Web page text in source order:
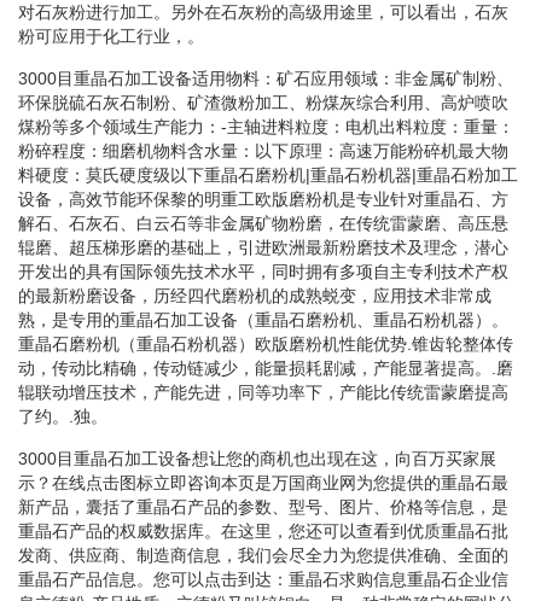
对石灰粉进行加工。另外在石灰粉的高级用途里，可以看出，石灰
粉可应用于化工行业，。
3000目重晶石加工设备适用物料：矿石应用领域：非金属矿制粉、
环保脱硫石灰石制粉、矿渣微粉加工、粉煤灰综合利用、高炉喷吹
煤粉等多个领域生产能力：-主轴进料粒度：电机出料粒度：重量：
粉碎程度：细磨机物料含水量：以下原理：高速万能粉碎机最大物
料硬度：莫氏硬度级以下重晶石磨粉机|重晶石粉机器|重晶石粉加工
设备，高效节能环保黎的明重工欧版磨粉机是专业针对重晶石、方
解石、石灰石、白云石等非金属矿物粉磨，在传统雷蒙磨、高压悬
辊磨、超压梯形磨的基础上，引进欧洲最新粉磨技术及理念，潜心
开发出的具有国际领先技术水平，同时拥有多项自主专利技术产权
的最新粉磨设备，历经四代磨粉机的成熟蜕变，应用技术非常成
熟，是专用的重晶石加工设备（重晶石磨粉机、重晶石粉机器）。
重晶石磨粉机（重晶石粉机器）欧版磨粉机性能优势.锥齿轮整体传
动，传动比精确，传动链减少，能量损耗剧减，产能显著提高。.磨
辊联动增压技术，产能先进，同等功率下，产能比传统雷蒙磨提高
了约。.独。
3000目重晶石加工设备想让您的商机也出现在这，向百万买家展
示？在线点击图标立即咨询本页是万国商业网为您提供的重晶石最
新产品，囊括了重晶石产品的参数、型号、图片、价格等信息，是
重晶石产品的权威数据库。在这里，您还可以查看到优质重晶石批
发商、供应商、制造商信息，我们会尽全力为您提供准确、全面的
重晶石产品信息。您可以点击到达：重晶石求购信息重晶石企业信